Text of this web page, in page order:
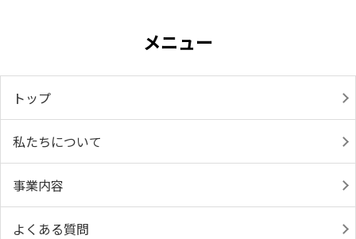
メニュー
トップ
私たちについて
事業内容
よくある質問